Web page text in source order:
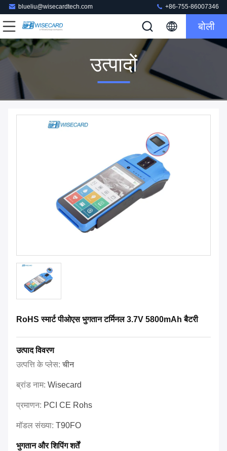
blueliu@wisecardtech.com +86-755-86007346
बोली
उत्पादों
RoHS स्मार्ट पीओएस भुगतान टर्मिनल 3.7V 5800mAh बैटरी
उत्पाद विवरण
उत्पत्ति के प्लेस:चीन
ब्रांड नाम: Wisecard
प्रमाणन: PCI CE Rohs
मॉडल संख्या: T90FO
भुगतान और शिपिंग शर्तें